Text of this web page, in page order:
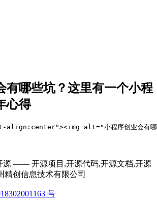
有哪些坑？这里有一个小程
心得
alt="小程序创业会有哪些坑
源 —— 开源项目,开源代码,开源文档,开源
精创信息技术有限公司
号